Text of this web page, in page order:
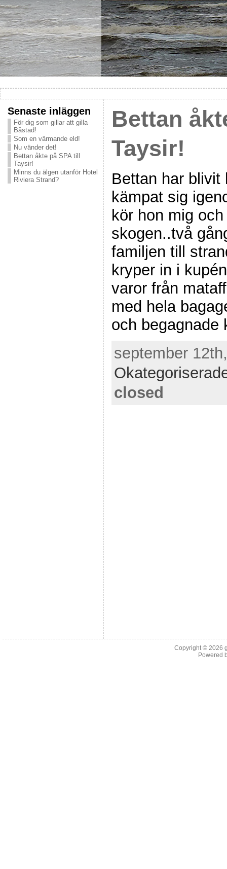
Senaste inläggen
För dig som gillar att gilla
Båstad!
Som en värmande eld!
Nu vänder det!
Bettan åkte på SPA till
Taysir!
Minns du älgen utanför Hotel
Riviera Strand?
Bettan
Taysir!
Bettan har blivit
kämpat sig
kör hon mig
skogen..två
familjen till
kryper in i
varor från
med hela
och
september
closed
Copyright © 2026
Powered